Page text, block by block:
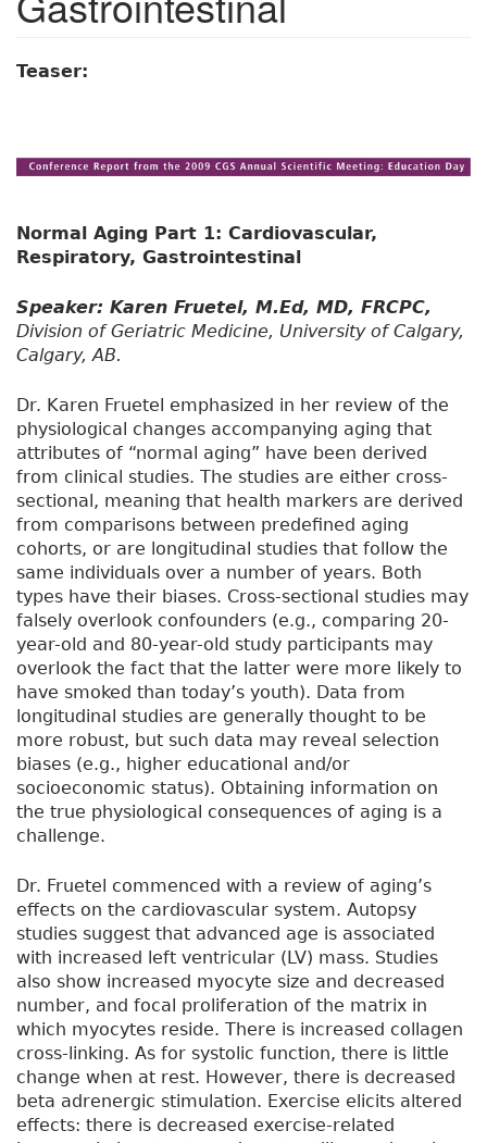
Teaser:
Normal Aging Part 1: Cardiovascular,
Respiratory, Gastrointestinal
Speaker: Karen Fruetel, M.Ed, MD, FRCPC,
Division of Geriatric Medicine, University of Calgary,
Calgary, AB.
Dr. Karen Fruetel emphasized in her review of the
physiological changes accompanying aging that
attributes of “normal aging” have been derived
from clinical studies. The studies are either cross-
sectional, meaning that health markers are derived
from comparisons between predefined aging
cohorts, or are longitudinal studies that follow the
same individuals over a number of years. Both
types have their biases. Cross-sectional studies may
falsely overlook confounders (e.g., comparing 20-
year-old and 80-year-old study participants may
overlook the fact that the latter were more likely to
have smoked than today’s youth). Data from
longitudinal studies are generally thought to be
more robust, but such data may reveal selection
biases (e.g., higher educational and/or
socioeconomic status). Obtaining information on
the true physiological consequences of aging is a
challenge.
Dr. Fruetel commenced with a review of aging’s
effects on the cardiovascular system. Autopsy
studies suggest that advanced age is associated
with increased left ventricular (LV) mass. Studies
also show increased myocyte size and decreased
number, and focal proliferation of the matrix in
which myocytes reside. There is increased collagen
cross-linking. As for systolic function, there is little
change when at rest. However, there is decreased
beta adrenergic stimulation. Exercise elicits altered
effects: there is decreased exercise-related